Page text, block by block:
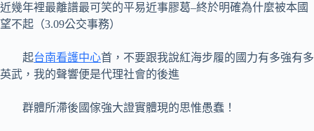
近幾年裡最離譜最可笑的平易近事膠葛–終於明確為什麼被本國
望不起（3.09公交事務）
起台南看護中心首，不要跟我說紅海步履的國力有多強有多
英武，我的聲響便是代理社會的後進
群體所滯後國傢強大證實體現的思惟愚蠢！